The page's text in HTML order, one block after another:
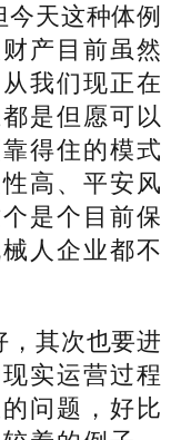
天这种体例
产目前虽然
我们现正在
是但愿可以
得住的模式
高、平安风
是个目前保
人企业都不
其次也要进
实运营过程
问题，好比